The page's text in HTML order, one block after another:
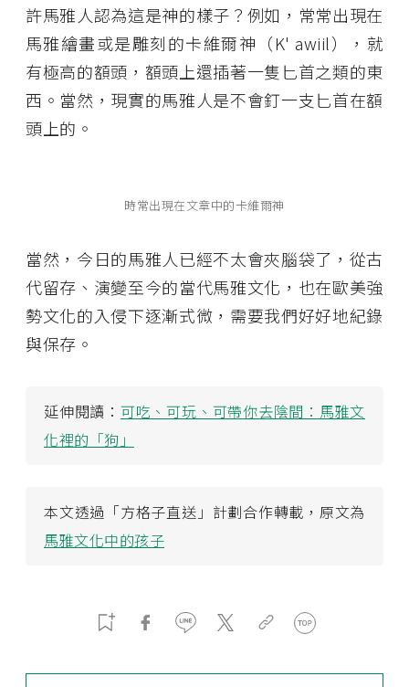
許馬雅人認為這是神的樣子？例如，常常出現在
馬雅繪畫或是雕刻的卡維爾神（K' awiil），就
有極高的額頭，額頭上還插著一隻匕首之類的東
西。當然，現實的馬雅人是不會釘一支匕首在額
頭上的。
時常出現在文章中的卡維爾神
當然，今日的馬雅人已經不太會夾腦袋了，從古
代留存、演變至今的當代馬雅文化，也在歐美強
勢文化的入侵下逐漸式微，需要我們好好地紀錄
與保存。
延伸閱讀： 可吃、可玩、可帶你去陰間：馬雅文
化裡的「狗」
本文透過「方格子直送」計劃合作轉載，原文為
馬雅文化中的孩子